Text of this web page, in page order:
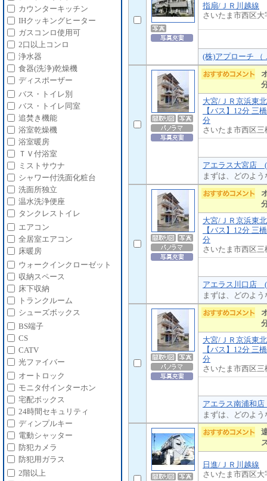
指扇/ＪＲ川越線
さいたま市西区大
(株)アプローチ （
大宮/ＪＲ京浜東
【バス】12分 三
分
さいたま市西区三
アエラス大宮店 (
まずは、どのよ
大宮/ＪＲ京浜東
【バス】12分 三
分
さいたま市西区三
アエラス川口店 (
まずは、どのよ
大宮/ＪＲ京浜東
【バス】12分 三
分
さいたま市西区三
アエラス南浦和
まずは、どのよ
日進/ＪＲ川越線
さいたま市西区大
カウンターキッチン
IHクッキングヒーター
ガスコンロ使用可
2口以上コンロ
浄水器
食器(洗浄)乾燥機
ディスポーザー
バス・トイレ別
バス・トイレ同室
追焚き機能
浴室乾燥機
浴室暖房
ＴＶ付浴室
ミストサウナ
シャワー付洗面化粧台
洗面所独立
温水洗浄便座
タンクレストイレ
エアコン
全居室エアコン
床暖房
ウォークインクローゼット
収納スペース
床下収納
トランクルーム
シューズボックス
BS端子
CS
CATV
光ファイバー
オートロック
モニタ付インターホン
宅配ボックス
24時間セキュリティ
ディンプルキー
電動シャッター
防犯カメラ
防犯用ガラス
2階以上